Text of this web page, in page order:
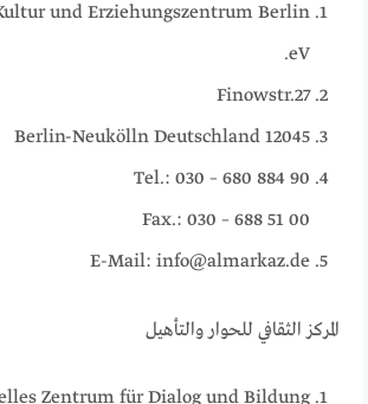
und Erziehungszentrum Berlin
eV.
Finowstr.27
12045 Berlin-Neukölln Deutschland
Tel.: 030 – 680 884 90
Fax.: 030 – 688 51 00
E-Mail: info@almarkaz.de
المركز الثقافي للحوار والتأهيل